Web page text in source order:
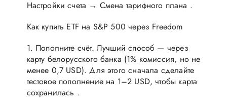
Настройки счета → Смена тарифного плана .
Как купить ETF на S&P 500 через Freedom
1. Пополните счёт. Лучший способ — через
карту белорусского банка (1% комиссия, но не
менее 0,7 USD). Для этого сначала сделайте
тестовое пополнение на 1–2 USD, чтобы карта
сохранилась .